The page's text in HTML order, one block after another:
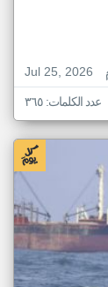
Jul 25, 2026
عدد الكلمات: ٣٦٥